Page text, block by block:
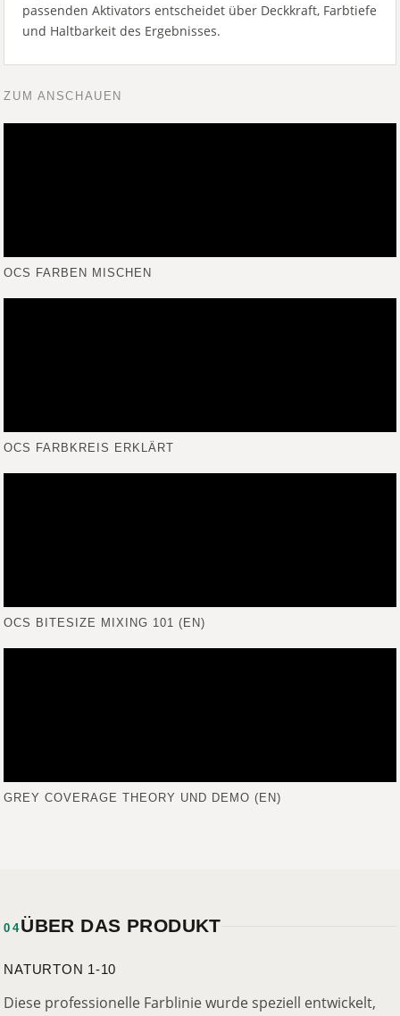
passenden Aktivators entscheidet über Deckkraft, Farbtiefe
und Haltbarkeit des Ergebnisses.
ZUM ANSCHAUEN
OCS FARBEN MISCHEN
OCS FARBKREIS ERKLÄRT
OCS BITESIZE MIXING 101 (EN)
GREY COVERAGE THEORY UND DEMO (EN)
04ÜBER DAS PRODUKT
NATURTON 1-10
Diese professionelle Farblinie wurde speziell entwickelt,